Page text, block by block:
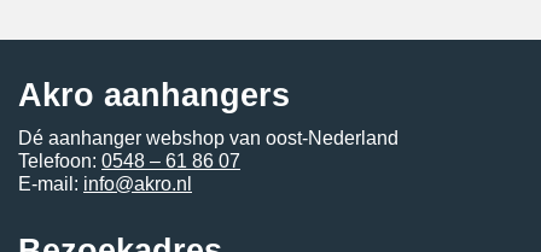
Akro aanhangers
Dé aanhanger webshop van oost-Nederland
Telefoon: 0548 – 61 86 07
E-mail: info@akro.nl